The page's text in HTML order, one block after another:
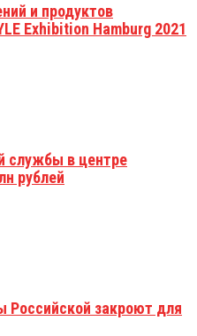
и продуктов
Exhibition Hamburg 2021
службы в центре
рублей
Российской закроют для